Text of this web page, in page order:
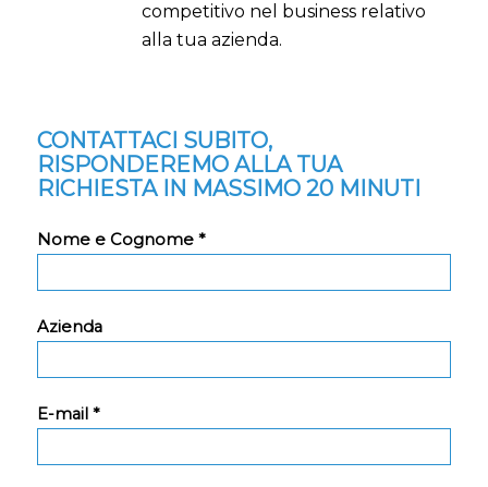
competitivo nel business relativo
alla tua azienda.
CONTATTACI SUBITO,
RISPONDEREMO ALLA TUA
RICHIESTA IN MASSIMO 20 MINUTI
Nome e Cognome *
Azienda
E-mail *